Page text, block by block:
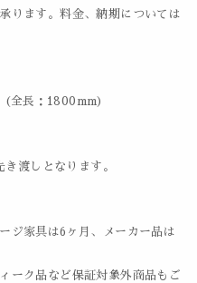
ります。料金、納期については
長：1800mm)
渡しとなります。
ジ家具は6ヶ月、メーカー品は
ーク品など保証対象外商品もご